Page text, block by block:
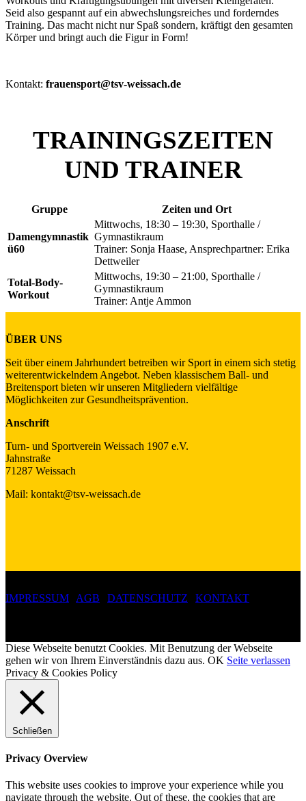
Seid also gespannt auf ein abwechslungsreiches und forderndes
Training. Das macht nicht nur Spaß sondern, kräftigt den gesamten
Körper und bringt auch die Figur in Form!
Kontakt: frauensport@tsv-weissach.de
TRAININGSZEITEN
UND TRAINER
Gruppe Zeiten und Ort
Damengymnastik
ü60
Mittwochs, 18:30 – 19:30, Sporthalle /
Gymnastikraum
Trainer: Sonja Haase, Ansprechpartner: Erika
Dettweiler
Total-Body-
Workout
Mittwochs, 19:30 – 21:00, Sporthalle /
Gymnastikraum
Trainer: Antje Ammon
ÜBER UNS
Seit über einem Jahrhundert betreiben wir Sport in einem sich stetig
weiterentwickelndem Angebot. Neben klassischem Ball- und
Breitensport bieten wir unseren Mitgliedern vielfältige
Möglichkeiten zur Gesundheitsprävention.
Anschrift
Turn- und Sportverein Weissach 1907 e.V.
Jahnstraße
71287 Weissach
Mail: kontakt@tsv-weissach.de
IMPRESSUM AGB DATENSCHUTZ
KONTAKT
Diese Webseite benutzt Cookies. Mit Benutzung der Webseite
gehen wir von Ihrem Einverständnis dazu aus. OK Seite verlassen
Privacy & Cookies Policy
Schließen
Privacy Overview
This website uses cookies to improve your experience while you
navigate through the website. Out of these, the cookies that are